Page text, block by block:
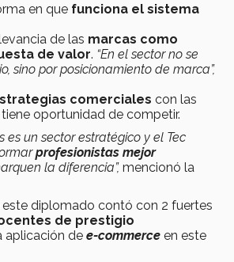
en que funciona el sistema
de las marcas como
de valor. “En el sector no se
sino por posicionamiento de marca”,
comerciales con las
oportunidad de competir.
es un sector estratégico y el Tec
profesionistas mejor
la diferencia”, mencionó la
diplomado contó con 2 fuertes
de prestigio
aplicación de e-commerce en este